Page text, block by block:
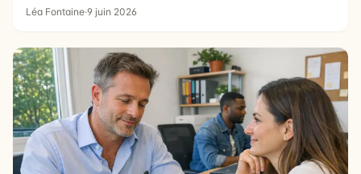
Léa Fontaine·9 juin 2026